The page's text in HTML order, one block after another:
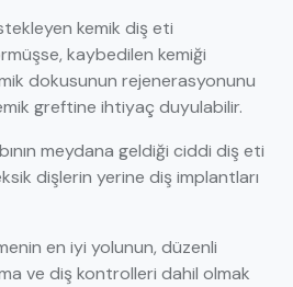
kemik diş eti
kaybedilen kemiği
dokusunun rejenerasyonunu
greftine ihtiyaç duyulabilir.
meydana geldiği ciddi diş eti
dişlerin yerine diş implantları
en iyi yolunun, düzenli
ve diş kontrolleri dahil olmak